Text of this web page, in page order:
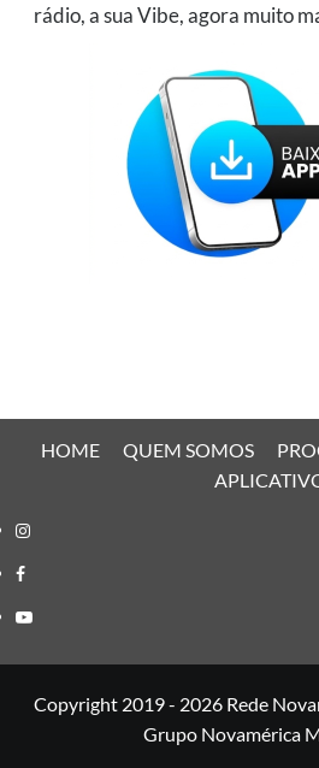
rádio, a sua Vibe, agora muito
HOME QUEM SOMOS
Instagram
Facebook
Youtube
Copyright 2019 - 2026 Rede
Grupo Novamérica